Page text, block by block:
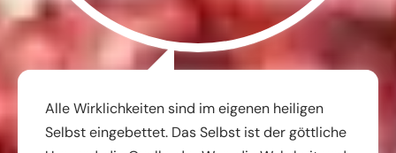
Alle Wirklichkeiten sind im eigenen heiligen
Selbst eingebettet. Das Selbst ist der göttliche